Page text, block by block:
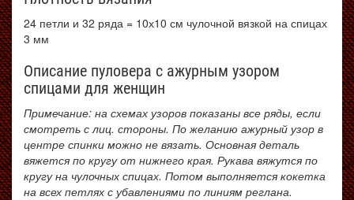
24 петли и 32 ряда = 10х10 см чулочной вязкой на спицах
3 мм
Описание пуловера с ажурным узором
спицами для женщин
Примечание: на схемах узоров показаны все ряды, если
смотреть с лиц. стороны. По желанию ажурный узор в
центре спинки можно не вязать. Основная деталь
вяжется по кругу от нижнего края. Рукава вяжутся по
кругу на чулочных спицах. Потом выполняется кокетка
на всех петлях с убавлениями по линиям реглана.